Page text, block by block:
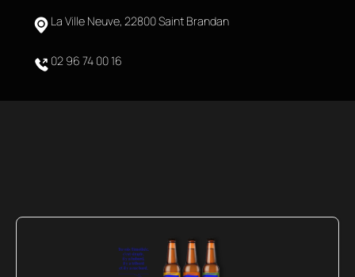
La Ville Neuve, 22800 Saint Brandan
02 96 74 00 16